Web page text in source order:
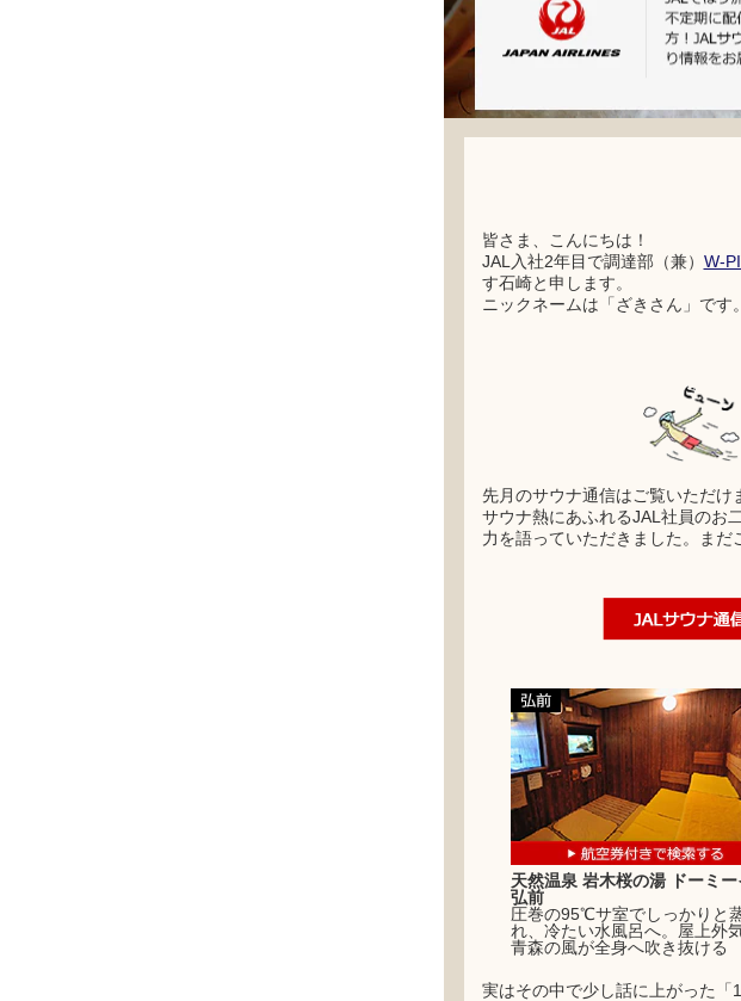
皆さま、こんにちは！
JAL入社2年目で調達部（兼） W-
す石崎と申します。
ニックネームは「ざきさん」です。
先月のサウナ通信はご覧いただけ
サウナ熱にあふれるJAL社員のお
力を語っていただきました。まだ
天然温泉 岩木桜の湯 ドーミー
弘前
圧巻の95℃サ室でしっかりと
れ、冷たい水風呂へ。屋上外
青森の風が全身へ吹き抜ける
実はその中で少し話に上がった